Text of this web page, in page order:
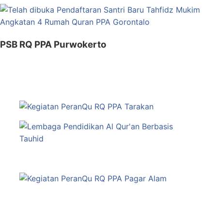
PSB RQ PPA Purwokerto